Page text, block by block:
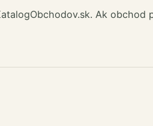
Ak obchod